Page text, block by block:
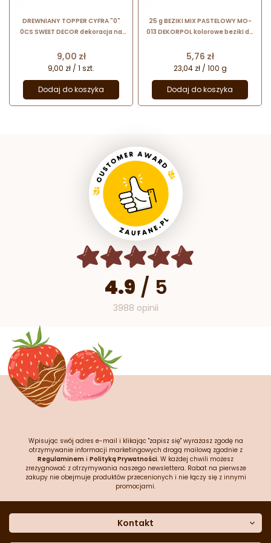
DREWNIANY TOPPER CYFRA "0"
0CS SWEET DECOR dekoracja na
Cena
9,00 zł
9,00 zł / 1 szt.
Dodaj do koszyka
25 g BEZIKI MIX PASTELOWY MO-
013 DEKORPOL kolorowe beziki do
Cena
5,76 zł
23,04 zł / 100 g
Dodaj do koszyka
4.9 / 5
3988 opinii
Wpisując swój adres e-mail i klikając "zapisz się" wyrażasz zgodę na
otrzymywanie informacji marketingowych drogą mailową zgodnie z
Regulaminem i Polityką Prywatności. W każdej chwili możesz
zrezygnować z otrzymywania naszego newslettera. Rabat na pierwsze
zakupy nie obejmuje produktów przecenionych i nie łączy się z innymi
promocjami.
Kontakt